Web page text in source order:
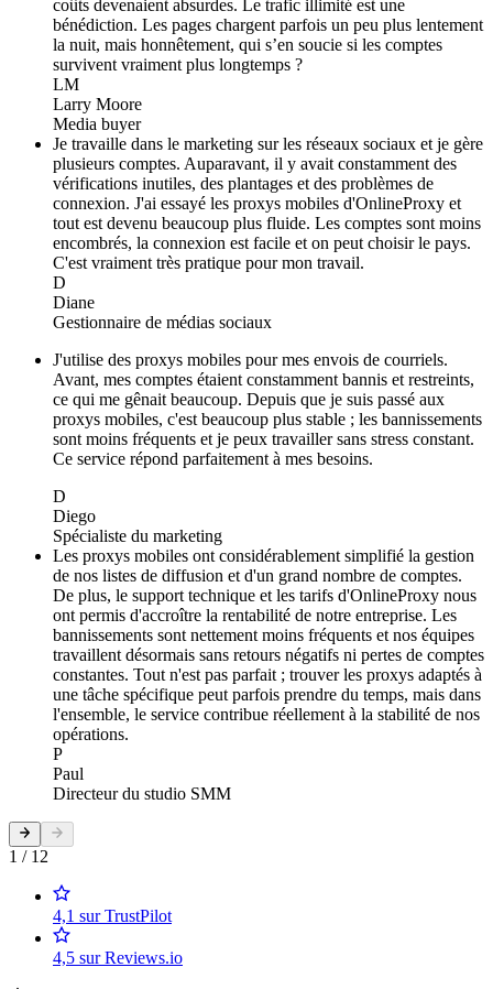
coûts devenaient absurdes. Le trafic illimité est une
bénédiction. Les pages chargent parfois un peu plus lentement
la nuit, mais honnêtement, qui s’en soucie si les comptes
survivent vraiment plus longtemps ?
LM
Larry Moore
Media buyer
Je travaille dans le marketing sur les réseaux sociaux et je gère
plusieurs comptes. Auparavant, il y avait constamment des
vérifications inutiles, des plantages et des problèmes de
connexion. J'ai essayé les proxys mobiles d'OnlineProxy et
tout est devenu beaucoup plus fluide. Les comptes sont moins
encombrés, la connexion est facile et on peut choisir le pays.
C'est vraiment très pratique pour mon travail.
D
Diane
Gestionnaire de médias sociaux
J'utilise des proxys mobiles pour mes envois de courriels.
Avant, mes comptes étaient constamment bannis et restreints,
ce qui me gênait beaucoup. Depuis que je suis passé aux
proxys mobiles, c'est beaucoup plus stable ; les bannissements
sont moins fréquents et je peux travailler sans stress constant.
Ce service répond parfaitement à mes besoins.
D
Diego
Spécialiste du marketing
Les proxys mobiles ont considérablement simplifié la gestion
de nos listes de diffusion et d'un grand nombre de comptes.
De plus, le support technique et les tarifs d'OnlineProxy nous
ont permis d'accroître la rentabilité de notre entreprise. Les
bannissements sont nettement moins fréquents et nos équipes
travaillent désormais sans retours négatifs ni pertes de comptes
constantes. Tout n'est pas parfait ; trouver les proxys adaptés à
une tâche spécifique peut parfois prendre du temps, mais dans
l'ensemble, le service contribue réellement à la stabilité de nos
opérations.
P
Paul
Directeur du studio SMM
1 / 12
4,1 sur TrustPilot
4,5 sur Reviews.io